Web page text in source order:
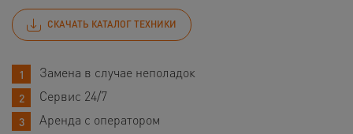
СКАЧАТЬ КАТАЛОГ ТЕХНИКИ
Замена в случае неполадок
Сервис 24/7
Аренда с оператором